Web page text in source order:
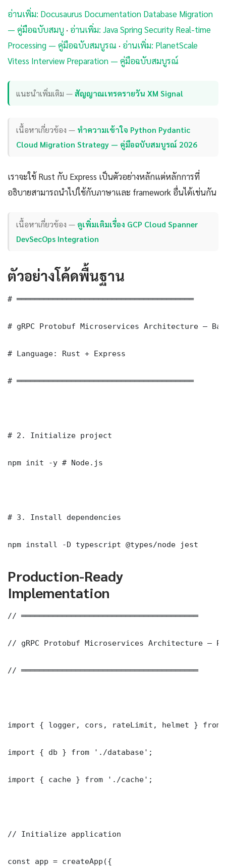
อ่านเพิ่ม: Docusaurus Documentation Database Migration
— คู่มือฉบับสมบู · อ่านเพิ่ม: Java Spring Security Real-time
Processing — คู่มือฉบับสมบูรณ · อ่านเพิ่ม: PlanetScale
Vitess Interview Preparation — คู่มือฉบับสมบูรณ์
แนะนำเพิ่มเติม —สัญญาณเทรดรายวัน XM Signal
เนื้อหาเกี่ยวข้อง — ทำความเข้าใจ Python Pydantic
Cloud Migration Strategy — คู่มือฉบับสมบูรณ์ 2026
เราจะใช้ Rust กับ Express เป็นตัวอย่างหลักแต่หลักการที่
อธิบายสามารถนำไปใช้กับภาษาและ framework อื่นได้เช่นกัน
เนื้อหาเกี่ยวข้อง — ดูเพิ่มเติมเรื่อง GCP Cloud Spanner
DevSecOps Integration
ตัวอย่างโค้ดพื้นฐาน
# ═══════════════════════════════════════
# gRPC Protobuf Microservices Architecture —
# Language: Rust + Express
# ═══════════════════════════════════════
# 2. Initialize project
npm init -y # Node.js
# 3. Install dependencies
npm install -D typescript @types/node jest
Production-Ready
Implementation
// ═══════════════════════════════════════
// gRPC Protobuf Microservices Architecture —
// ═══════════════════════════════════════
import { logger, cors, rateLimit, helmet } from
import { db } from './database';
import { cache } from './cache';
// Initialize application
const app = createApp({